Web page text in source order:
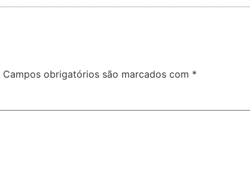
Campos obrigatórios são marcados com *